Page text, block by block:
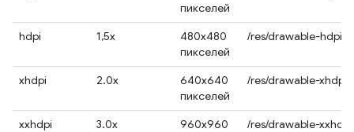
пикселей
hdpi 1,5x
480x480
пикселей
/res/drawable-hdpi/
xhdpi 2.0x
640x640
пикселей
/res/drawable-xhdpi/
xxhdpi 3.0x
960x960
/res/drawable-